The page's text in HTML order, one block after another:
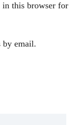
in this browser for
email.